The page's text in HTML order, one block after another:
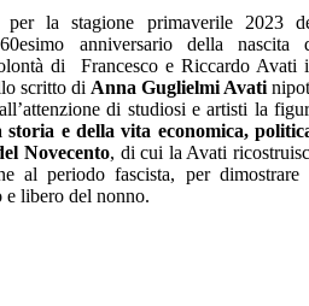
per la stagione primaverile 2023
anniversario della nascita
di Francesco e Riccardo Avati
scritto di Anna Guglielmi Avati
di studiosi e artisti la
storia e della vita economica,
Novecento, di cui la Avati
al periodo fascista, per dimostrare
e libero del nonno.